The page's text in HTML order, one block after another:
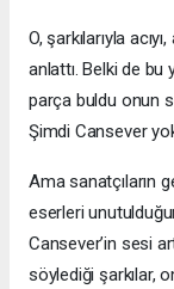
O, şarkılarıyla
anlattı. Belki de
parça buldu onun
Şimdi Cansever
Ama sanatçıların
eserleri
Cansever’in sesi
söylediği şarkılar,